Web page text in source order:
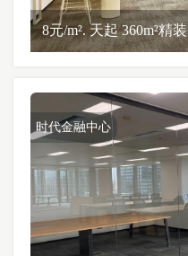
8元/m². 天起 360m²精装
时代金融中心